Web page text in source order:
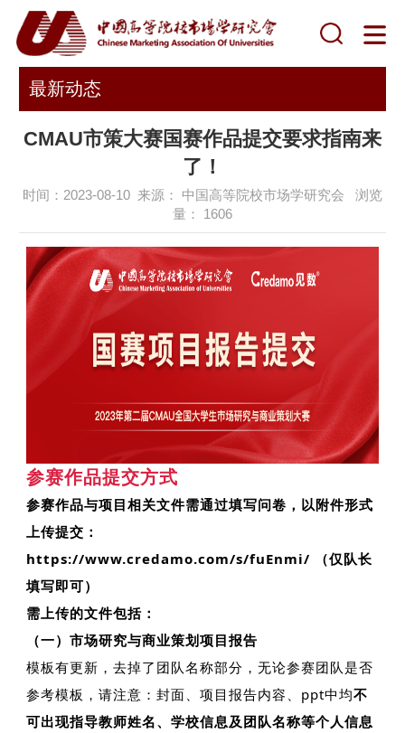
最新动态
CMAU市策大赛国赛作品提交要求指南来
了！
时间：2023-08-10 来源： 中国高等院校市场学研究会 浏览
量： 1606
参赛作品提交方式
参赛作品与项目相关文件需通过填写问卷，以附件形式
上传提交：
https://www.credamo.com/s/fuEnmi/ （仅队长
填写即可）
需上传的文件包括：
（一）市场研究与商业策划项目报告
模板有更新，去掉了团队名称部分，无论参赛团队是否
参考模板，请注意： 封面、项目报告内容、ppt中均不
可出现指导教师姓名、学校信息及团队名称等个人信息